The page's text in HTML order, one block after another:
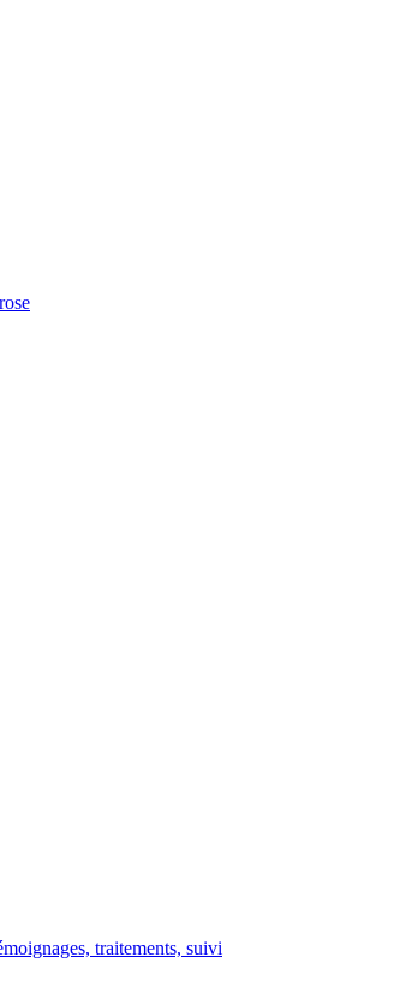
traitements, suivi